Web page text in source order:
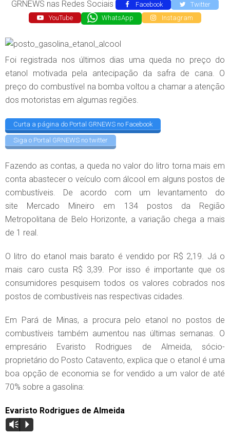
GRNEWS nas Redes Sociais Facebook
Twitter
YouTube
WhatsApp Instagram
Foi registrada nos últimos dias uma queda no preço do
etanol motivada pela antecipação da safra de cana. O
preço do combustível na bomba voltou a chamar a atenção
dos motoristas em algumas regiões.
Curta a página do Portal GRNEWS no Facebook
Siga o Portal GRNEWS no twitter
Fazendo as contas, a queda no valor do litro torna mais em
conta abastecer o veículo com álcool em alguns postos de
combustíveis. De acordo com um levantamento do
site Mercado Mineiro em 134 postos da Região
Metropolitana de Belo Horizonte, a variação chega a mais
de 1 real.
O litro do etanol mais barato é vendido por R$ 2,19. Já o
mais caro custa R$ 3,39. Por isso é importante que os
consumidores pesquisem todos os valores cobrados nos
postos de combustíveis nas respectivas cidades.
Em Pará de Minas, a procura pelo etanol no postos de
combustíveis também aumentou nas últimas semanas. O
empresário Evaristo Rodrigues de Almeida, sócio-
proprietário do Posto Catavento, explica que o etanol é uma
boa opção de economia se for vendido a um valor de até
70% sobre a gasolina:
Evaristo Rodrigues de Almeida
Vm P